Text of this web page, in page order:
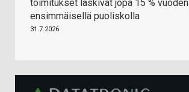
toimitukset laskivat jopa 15 % vuoden
ensimmäisellä puoliskolla
31.7.2026